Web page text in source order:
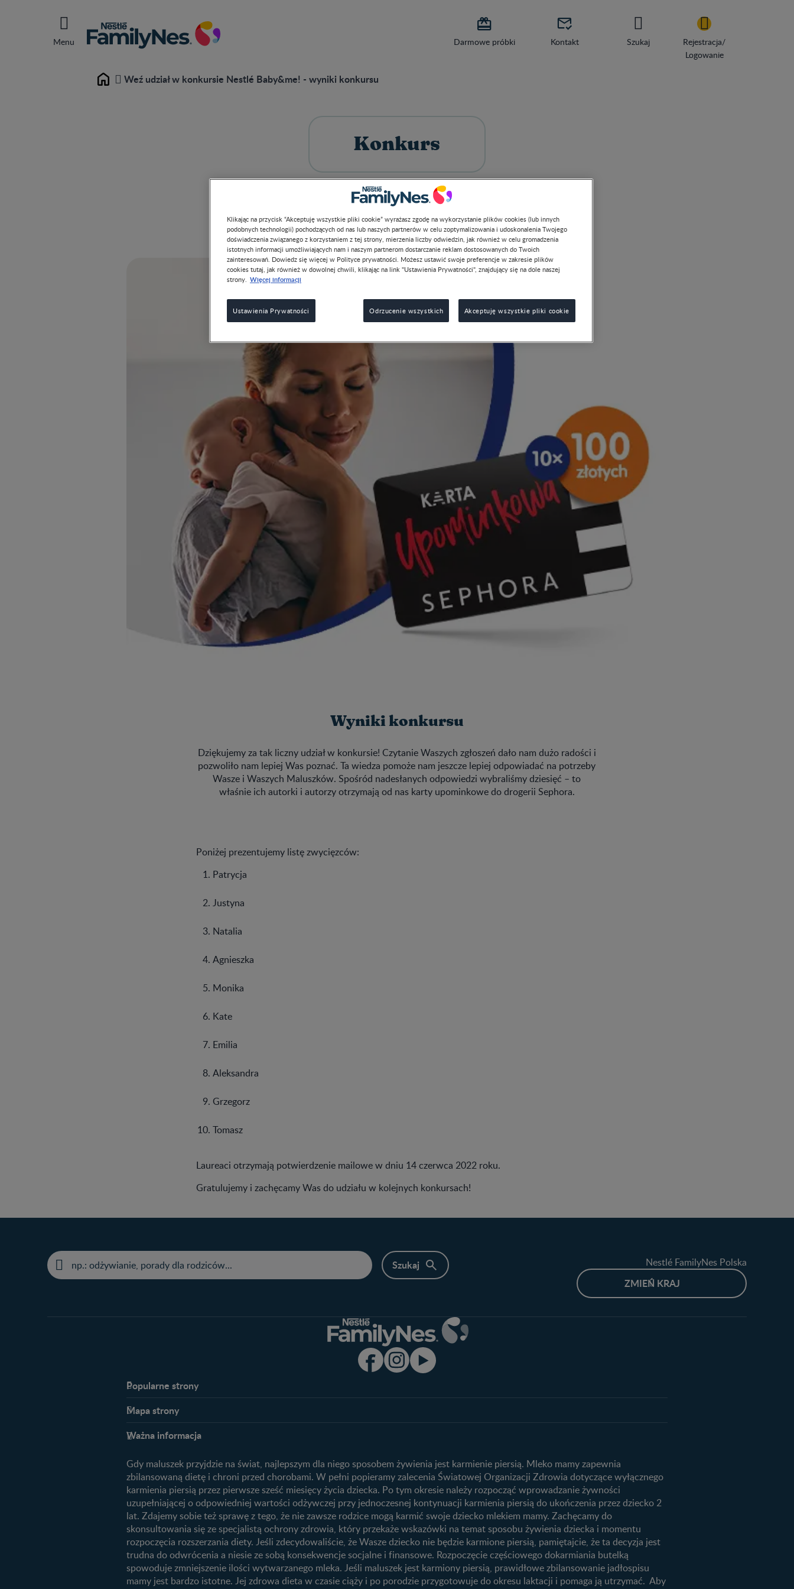
Menu

Darmowe próbki

Kontakt Szukaj
Rejestracja/
Logowanie
Home Weź udział w konkursie Nestlé Baby&me! - wyniki konkursu
Konkurs
Wyniki konkursu
Dziękujemy za tak liczny udział w konkursie! Czytanie Waszych zgłoszeń dało nam dużo radości i
pozwoliło nam lepiej Was poznać. Ta wiedza pomoże nam jeszcze lepiej odpowiadać na potrzeby
Wasze i Waszych Maluszków. Spośród nadesłanych odpowiedzi wybraliśmy dziesięć – to
właśnie ich autorki i autorzy otrzymają od nas karty upominkowe do drogerii Sephora.
Poniżej prezentujemy listę zwycięzców:
Patrycja
Justyna
Natalia
Agnieszka
Monika
Kate
Emilia
Aleksandra
Grzegorz
Tomasz
Laureaci otrzymają potwierdzenie mailowe w dniu 14 czerwca 2022 roku.
Gratulujemy i zachęcamy Was do udziału w kolejnych konkursach!
Nestlé FamilyNes Polska
ZMIEŃ KRAJ
Popularne strony​
Kontakt
FAQ
Mapa strony​
Plamienie implantacyjne – objawy i
Jak zaplanować płeć dziecka?
Jak rozpoznać dni płodne?
Badania przed ciążą
Planowanie urlopu macierzyńskiego
1. trymestr ciąży
2. trymestr ciąży
3. trymestr ciąży
Skoki rozwojowe
Ząbkowanie u niemowląt
Żywienie dziecka
10 sposobów jak poprawić laktację
Jakie mleko następne wybrać dla
Przydatne materiały dla rodziców
Poradniki dla rodziców
Karty do zdjęć dla Maluszka
Ważna informacja
Gdy maluszek przyjdzie na świat, najlepszym dla niego sposobem żywienia jest karmienie piersią. Mleko mamy zapewnia
zbilansowaną dietę i chroni przed chorobami. W pełni popieramy zalecenia Światowej Organizacji Zdrowia dotyczące wyłącznego
karmienia piersią przez pierwsze sześć miesięcy życia dziecka. Po tym okresie należy rozpocząć wprowadzanie żywności
uzupełniającej o odpowiedniej wartości odżywczej przy jednoczesnej kontynuacji karmienia piersią do ukończenia przez dziecko 2
lat. Zdajemy sobie też sprawę z tego, że nie zawsze rodzice mogą karmić swoje dziecko mlekiem mamy. Zachęcamy do
skonsultowania się ze specjalistą ochrony zdrowia, który przekaże wskazówki na temat sposobu żywienia dziecka i momentu
rozpoczęcia rozszerzania diety. Jeśli zdecydowaliście, że Wasze dziecko nie będzie karmione piersią, pamiętajcie, że ta decyzja jest
trudna do odwrócenia a niesie ze sobą konsekwencje socjalne i finansowe. Rozpoczęcie częściowego dokarmiania butelką
spowoduje zmniejszenie ilości wytwarzanego mleka. Jeśli maluszek jest karmiony piersią, prawidłowe zbilansowanie jadłospisu
mamy jest bardzo istotne. Jej zdrowa dieta w czasie ciąży i po porodzie przygotowuje do okresu laktacji i pomaga ją utrzymać. Aby
Klikając na przycisk “Akceptuję wszystkie pliki cookie” wyrażasz zgodę na wykorzystanie plików cookies (lub innych
podobnych technologii) pochodzących od nas lub naszych partnerów w celu zoptymalizowania i udoskonalenia Twojego
doświadczenia związanego z korzystaniem z tej strony, mierzenia liczby odwiedzin, jak również w celu gromadzenia
istotnych informacji umożliwiających nam i naszym partnerom dostarczanie reklam dostosowanych do Twoich
zainteresowań. Dowiedz się więcej w Polityce prywatności. Możesz ustawić swoje preferencje w zakresie plików
cookies tutaj, jak również w dowolnej chwili, klikając na link "Ustawienia Prywatności", znajdujący się na dole naszej
strony. Więcej informacji
Ustawienia Prywatności Odrzucenie wszystkich Akceptuję wszystkie pliki cookie